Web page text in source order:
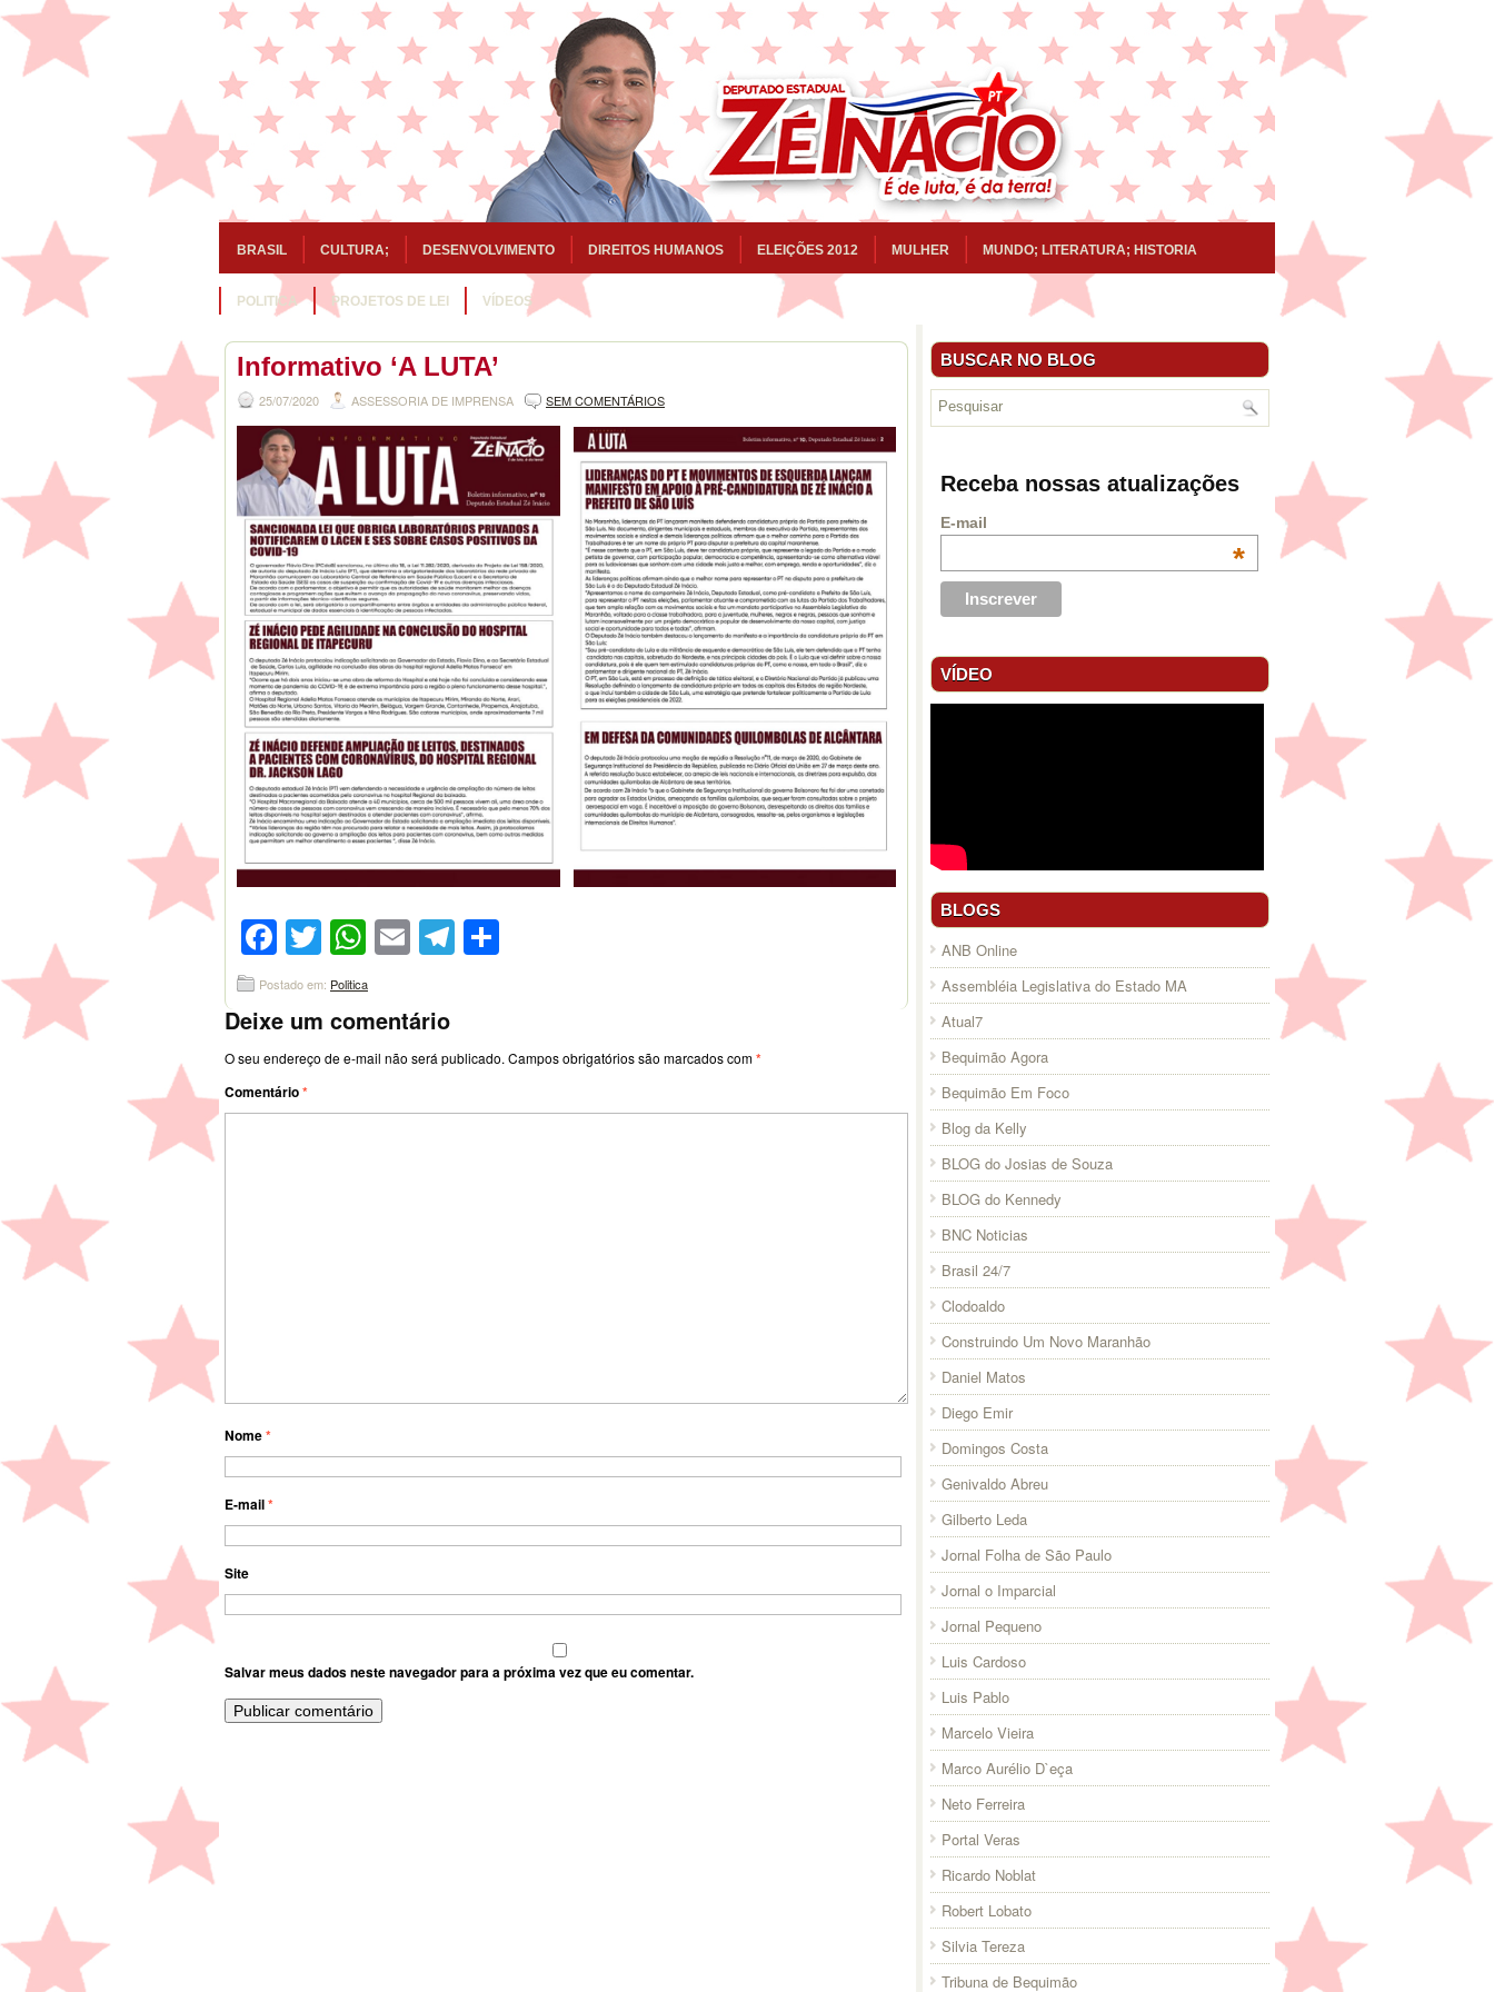
BRASIL CULTURA; DESENVOLVIMENTO DIREITOS HUMANOS ELEIÇÕES 2012 MULHER MUNDO; LITERATURA; HISTORIA
POLITICA PROJETOS DE LEI VÍDEOS
Informativo ‘A LUTA’
25/07/2020 ASSESSORIA DE IMPRENSA SEM COMENTÁRIOS
Facebook
Twitter
WhatsApp
EmailTelegram
Postado em: Politica
Deixe um comentário
O seu endereço de e-mail não será publicado. Campos obrigatórios são marcados com*
Comentário*
Nome*
E-mail*
Site
Salvar meus dados neste navegador para a próxima vez que eu comentar.
BUSCAR NO BLOG
Receba nossas atualizações
E-mail
*
VÍDEO
BLOGS
ANB Online
Assembléia Legislativa do Estado MA
Atual7
Bequimão Agora
Bequimão Em Foco
Blog da Kelly
BLOG do Josias de Souza
BLOG do Kennedy
BNC Noticias
Brasil 24/7
Clodoaldo
Construindo Um Novo Maranhão
Daniel Matos
Diego Emir
Domingos Costa
Genivaldo Abreu
Gilberto Leda
Jornal Folha de São Paulo
Jornal o Imparcial
Jornal Pequeno
Luis Cardoso
Luis Pablo
Marcelo Vieira
Marco Aurélio D`eça
Neto Ferreira
Portal Veras
Ricardo Noblat
Robert Lobato
Silvia Tereza
Tribuna de Bequimão